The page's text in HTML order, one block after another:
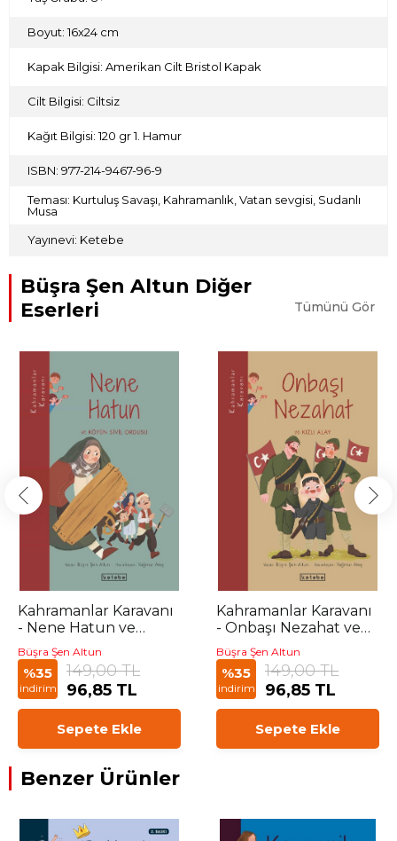
Boyut: 16x24 cm
Kapak Bilgisi: Amerikan Cilt Bristol Kapak
Cilt Bilgisi: Ciltsiz
Kağıt Bilgisi: 120 gr 1. Hamur
ISBN: 977-214-9467-96-9
Teması: Kurtuluş Savaşı, Kahramanlık, Vatan sevgisi, Sudanlı
Musa
Yayınevi: Ketebe
Büşra Şen Altun Diğer
Eserleri
Tümünü Gör
Kahramanlar Karavanı
- Nene Hatun ve
Köyün Sivil Ordusu
Büşra Şen Altun
%35
indirim
149,00 TL
96,85 TL
Sepete Ekle
Kahramanlar Karavanı
- Onbaşı Nezahat ve
Kızlı Alay
Büşra Şen Altun
%35
indirim
149,00 TL
96,85 TL
Sepete Ekle
Benzer Ürünler